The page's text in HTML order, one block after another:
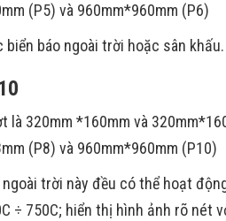
(P5) và 960mm*960mm (P6)
báo ngoài trời hoặc sân khấu.
là 320mm *160mm và
(P8) và 960mm*960mm (P10)
trời này đều có thể hoạt
÷ 750C; hiển thị hình ảnh rõ